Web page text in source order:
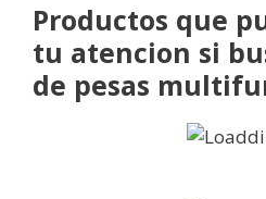
Productos que
tu atencion si
de pesas